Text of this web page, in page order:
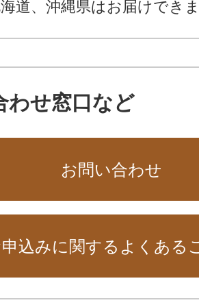
道、沖縄県はお届けでき
わせ窓口など
お問い合わせ
込みに関するよくある